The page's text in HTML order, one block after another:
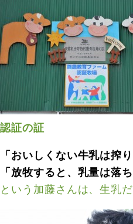
認証の証
「おいしくない牛乳は搾
「放牧すると、乳量は落
という加藤さんは、生乳